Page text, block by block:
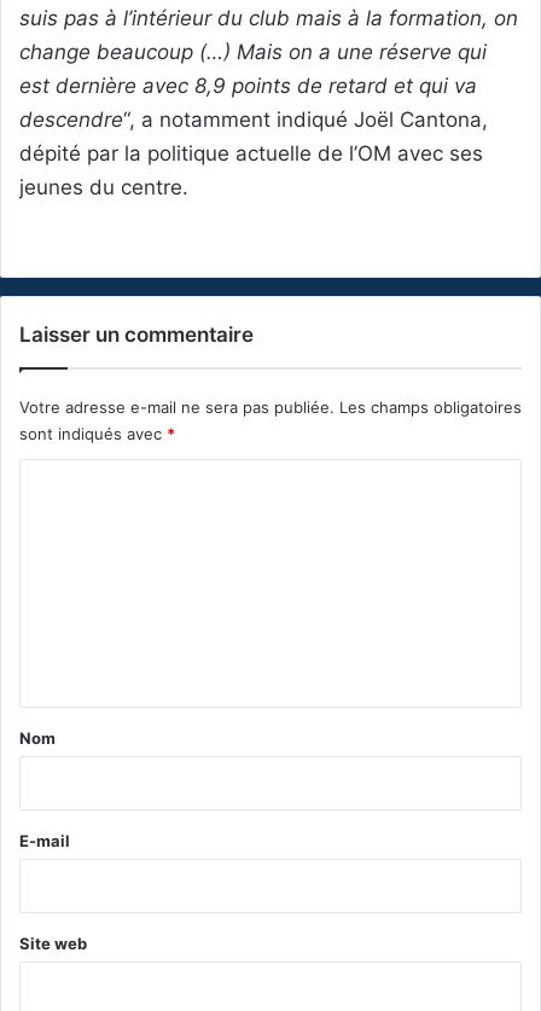
suis pas à l’intérieur du club mais à la formation, on
change beaucoup (…) Mais on a une réserve qui
est dernière avec 8,9 points de retard et qui va
descendre“, a notamment indiqué Joël Cantona,
dépité par la politique actuelle de l’OM avec ses
jeunes du centre.
Laisser un commentaire
Votre adresse e-mail ne sera pas publiée. Les champs obligatoires
sont indiqués avec *
a
e
Nom
E-mail
Site web